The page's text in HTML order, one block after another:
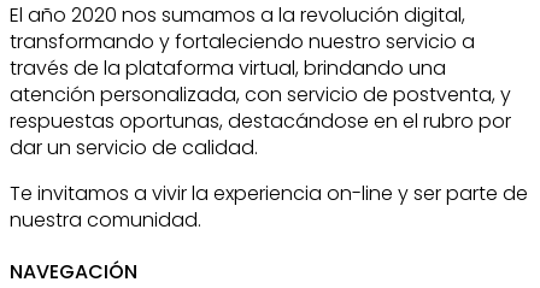
El año 2020 nos sumamos a la revolución digital,
transformando y fortaleciendo nuestro servicio a
través de la plataforma virtual, brindando una
atención personalizada, con servicio de postventa, y
respuestas oportunas, destacándose en el rubro por
dar un servicio de calidad.
Te invitamos a vivir la experiencia on-line y ser parte de
nuestra comunidad.
NAVEGACIÓN